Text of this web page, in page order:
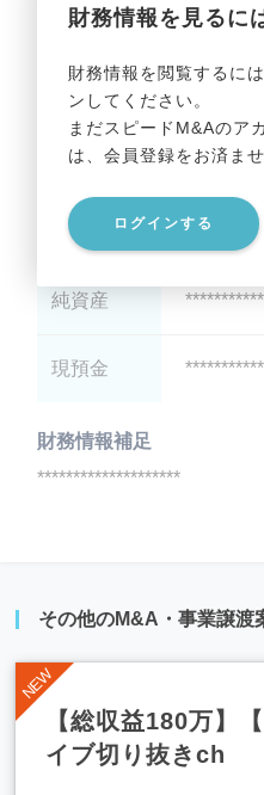
財務情報を見るに
財務情報を閲覧するに
ンしてください。
まだスピードM&Aのア
は、会員登録をお済ま
ログインする
貸借対照表（B/S）
総資産
有利子負債
純資産
現預金
財務情報補足
********************
その他のM&A・事業譲渡
【総収益180万】
イブ切り抜きch